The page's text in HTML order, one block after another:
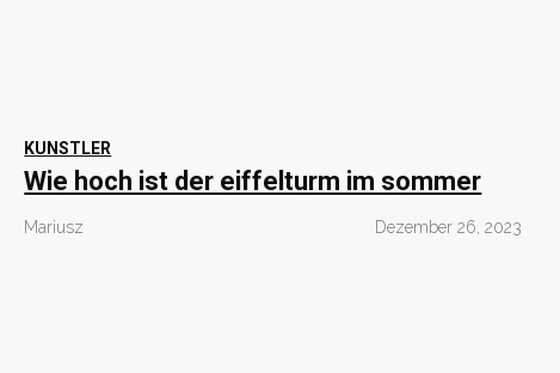
KUNSTLER
Wie hoch ist der eiffelturm im sommer
Mariusz Dezember 26, 2023